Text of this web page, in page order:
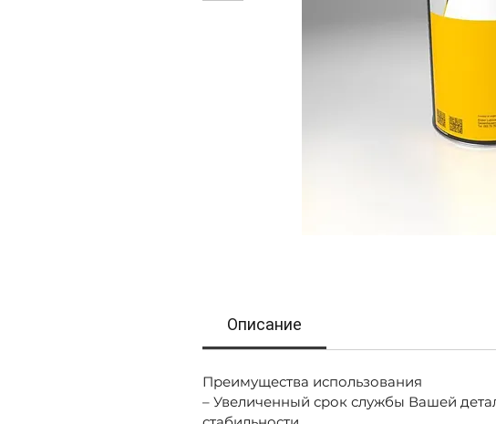
Описание
Преимущества использования
– Увеличенный срок службы Вашей